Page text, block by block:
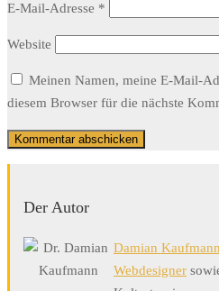
E-Mail-Adresse *
Website
Meinen Namen, meine E-Mail-
diesem Browser für die nächste
Der Autor
Damian Kaufmann
Webdesigner